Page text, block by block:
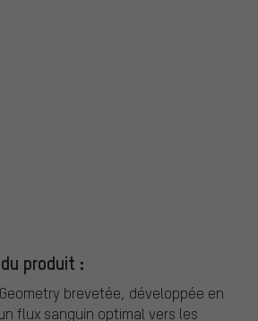
produit :
brevetée, développée en
flux sanguin optimal vers les